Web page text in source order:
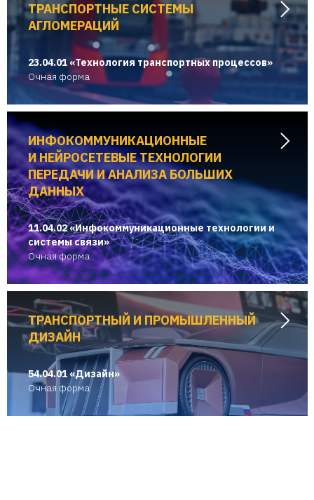
ТРАНСПОРТНЫЕ СИСТЕМЫ
АГЛОМЕРАЦИЙ
23.04.01 «Технология транспортных процессов»
Очная форма
ИНФОКОММУНИКАЦИОННЫЕ
И НЕЙРОСЕТЕВЫЕ ТЕХНОЛОГИИ
ПЕРЕДАЧИ И АНАЛИЗА БОЛЬШИХ
ДАННЫХ
11.04.02 «Инфокоммуникационные технологии и
системы связи»
Очная форма
ТРАНСПОРТНЫЙ И ПРОМЫШЛЕННЫЙ
ДИЗАЙН
54.04.01 «Дизайн»
Очная форма